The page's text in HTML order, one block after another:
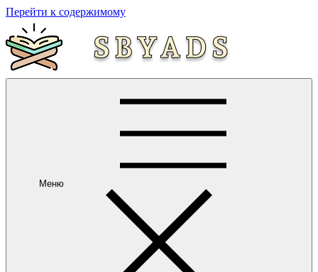
Перейти к содержимому
Меню